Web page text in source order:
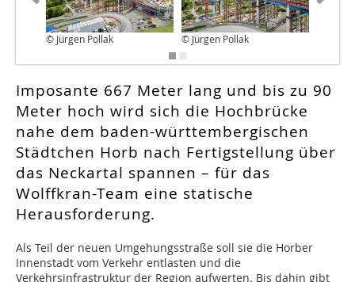
© Jürgen Pollak © Jürgen Pollak
Imposante 667 Meter lang und bis zu 90
Meter hoch wird sich die Hochbrücke
nahe dem baden-württembergischen
Städtchen Horb nach Fertigstellung über
das Neckartal spannen – für das
Wolffkran-Team eine statische
Herausforderung.
Als Teil der neuen Umgehungsstraße soll sie die Horber
Innenstadt vom Verkehr entlasten und die
Verkehrsinfrastruktur der Region aufwerten. Bis dahin gibt